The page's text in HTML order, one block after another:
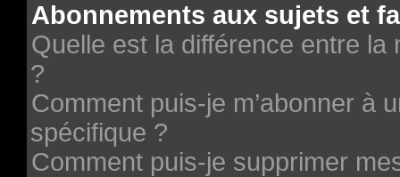
Abonnements aux sujets et
Quelle est la différence entre la
?
Comment puis-je m’abonner à
spécifique ?
Comment puis-je supprimer